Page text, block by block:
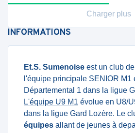
Charger plus
INFORMATIONS
Et.S. Sumenoise est un club
l'équipe principale SENIOR M1
Départemental 1 dans la ligue
L'équipe U9 M1 évolue en U8/
dans la ligue Gard Lozère. Le
équipes allant de jeunes à